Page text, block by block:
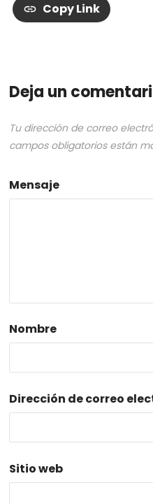
Copy Link
Deja un
Tu dirección de correo
campos obligatorios están
Mensaje
Nombre
Dirección de correo
Sitio web